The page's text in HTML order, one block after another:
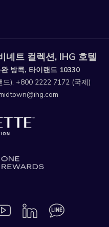
녜트 컬렉션, IHG 호텔
방콕, 타이랜드 10330
), +800 2222 7172(국제)